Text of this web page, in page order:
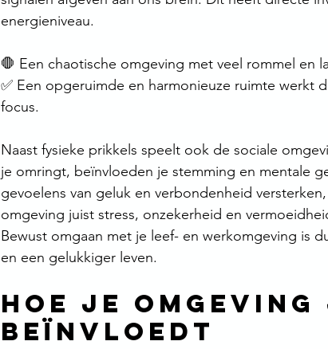
energieniveau.
🛑 Een chaotische omgeving met veel rommel en
✅ Een opgeruimde en harmonieuze ruimte werkt
focus.
Naast fysieke prikkels speelt ook de sociale
je omringt, beïnvloeden je stemming en mentale
gevoelens van geluk en verbondenheid
omgeving juist stress, onzekerheid en
Bewust omgaan met je leef- en werkomgeving is
en een gelukkiger leven.
hoe je
beïnvloedt